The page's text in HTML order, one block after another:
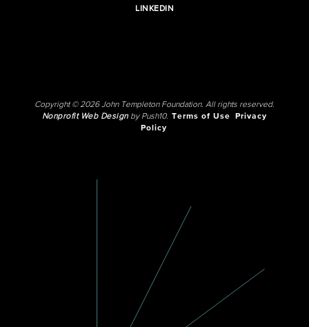
LINKEDIN
Copyright © 2026 John Templeton Foundation. All rights reserved.
Nonprofit Web Designby Push10. Terms of Use
Privacy
Policy